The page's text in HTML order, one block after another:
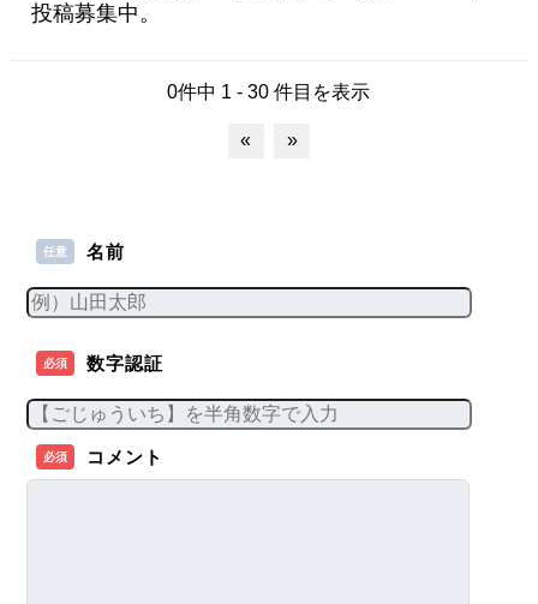
投稿募集中。
0件中 1 - 30 件目を表示
« »
任意 名前
必須 数字認証
必須 コメント